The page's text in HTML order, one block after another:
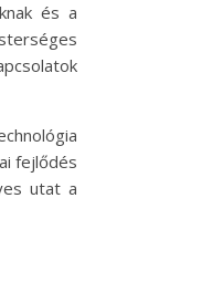
és a
fejlődés
utat a